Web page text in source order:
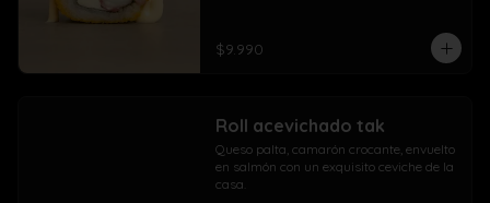
$9.990
Roll acevichado tak
Queso palta, camarón crocante, envuelto
en salmón con un exquisito ceviche de la
casa.